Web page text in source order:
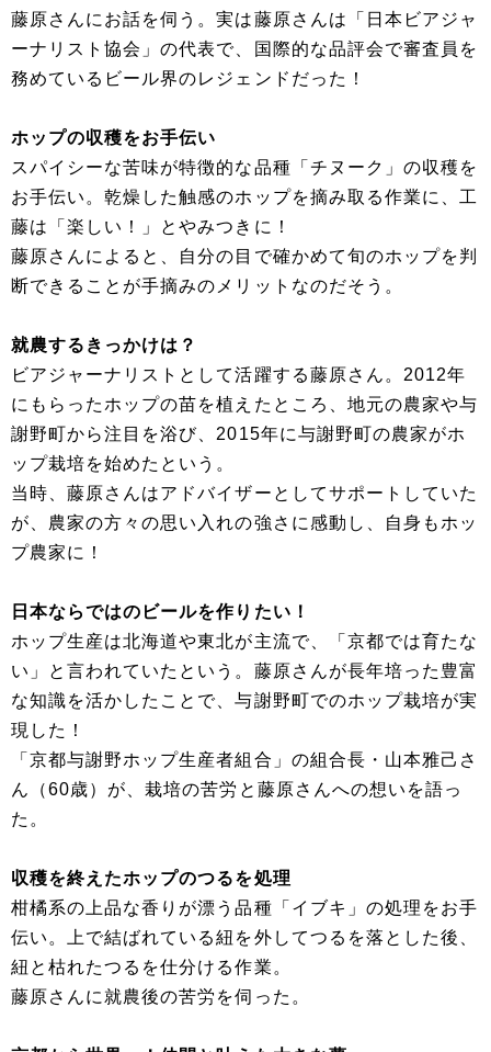
藤原さんにお話を伺う。実は藤原さんは「日本ビアジャ
ーナリスト協会」の代表で、国際的な品評会で審査員を
務めているビール界のレジェンドだった！
ホップの収穫をお手伝い
スパイシーな苦味が特徴的な品種「チヌーク」の収穫を
お手伝い。乾燥した触感のホップを摘み取る作業に、工
藤は「楽しい！」とやみつきに！
藤原さんによると、自分の目で確かめて旬のホップを判
断できることが手摘みのメリットなのだそう。
就農するきっかけは？
ビアジャーナリストとして活躍する藤原さん。2012年
にもらったホップの苗を植えたところ、地元の農家や与
謝野町から注目を浴び、2015年に与謝野町の農家がホ
ップ栽培を始めたという。
当時、藤原さんはアドバイザーとしてサポートしていた
が、農家の方々の思い入れの強さに感動し、自身もホッ
プ農家に！
日本ならではのビールを作りたい！
ホップ生産は北海道や東北が主流で、「京都では育たな
い」と言われていたという。藤原さんが長年培った豊富
な知識を活かしたことで、与謝野町でのホップ栽培が実
現した！
「京都与謝野ホップ生産者組合」の組合長・山本雅己さ
ん（60歳）が、栽培の苦労と藤原さんへの想いを語っ
た。
収穫を終えたホップのつるを処理
柑橘系の上品な香りが漂う品種「イブキ」の処理をお手
伝い。上で結ばれている紐を外してつるを落とした後、
紐と枯れたつるを仕分ける作業。
藤原さんに就農後の苦労を伺った。